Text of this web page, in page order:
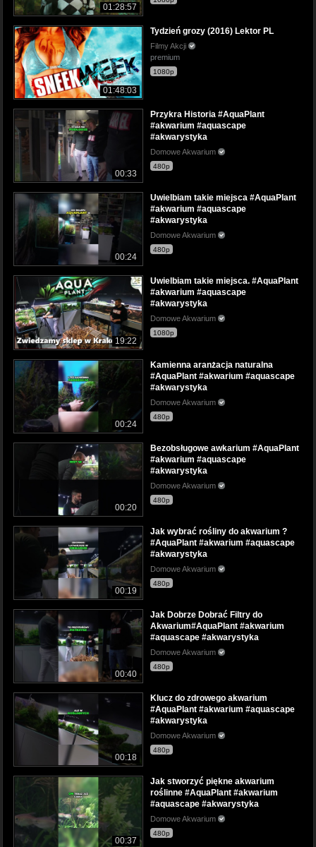
01:28:57
01:48:03
Tydzień grozy (2016) Lektor PL
Filmy Akcji
premium
1080p
00:33
Przykra Historia #AquaPlant
#akwarium #aquascape
#akwarystyka
Domowe Akwarium
480p
00:24
Uwielbiam takie miejsca #AquaPlant
#akwarium #aquascape
#akwarystyka
Domowe Akwarium
480p
19:22
Uwielbiam takie miejsca. #AquaPlant
#akwarium #aquascape
#akwarystyka
Domowe Akwarium
1080p
00:24
Kamienna aranżacja naturalna
#AquaPlant #akwarium #aquascape
#akwarystyka
Domowe Akwarium
480p
00:20
Bezobsługowe awkarium #AquaPlant
#akwarium #aquascape
#akwarystyka
Domowe Akwarium
480p
00:19
Jak wybrać rośliny do akwarium ?
#AquaPlant #akwarium #aquascape
#akwarystyka
Domowe Akwarium
480p
00:40
Jak Dobrze Dobrać Filtry do
Akwarium#AquaPlant #akwarium
#aquascape #akwarystyka
Domowe Akwarium
480p
00:18
Klucz do zdrowego akwarium
#AquaPlant #akwarium #aquascape
#akwarystyka
Domowe Akwarium
480p
00:37
Jak stworzyć piękne akwarium
roślinne #AquaPlant #akwarium
#aquascape #akwarystyka
Domowe Akwarium
480p